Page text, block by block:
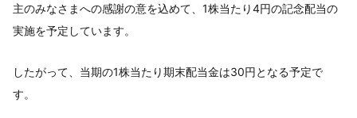
主のみなさまへの感謝の意を込めて、1株当たり4円の記念配当の
実施を予定しています。
したがって、当期の1株当たり期末配当金は30円となる予定で
す。